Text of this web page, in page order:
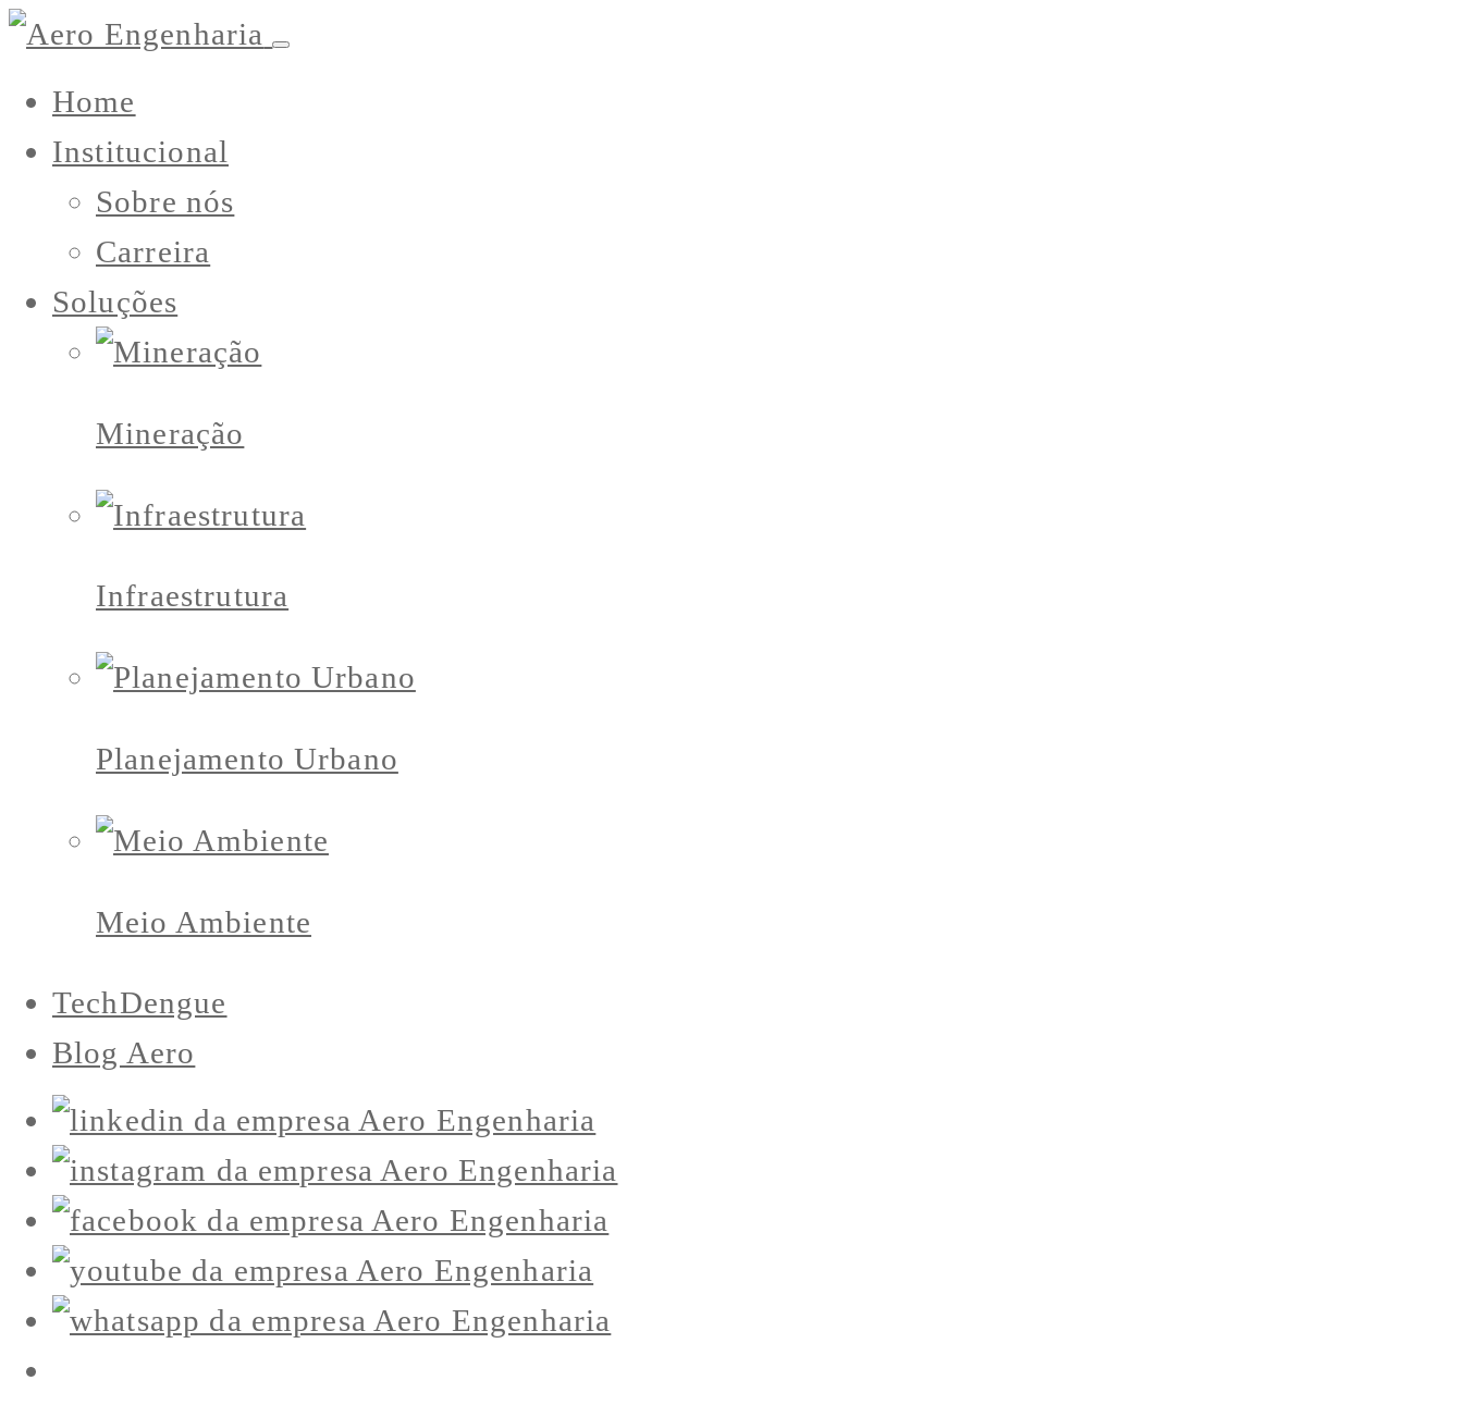
Home
Institucional
Sobre nós
Carreira
Soluções
Mineração
Infraestrutura
Planejamento Urbano
Meio Ambiente
TechDengue
Blog Aero